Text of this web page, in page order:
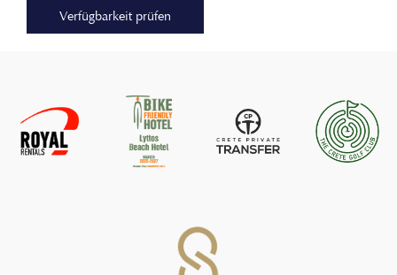
Verfügbarkeit prüfen